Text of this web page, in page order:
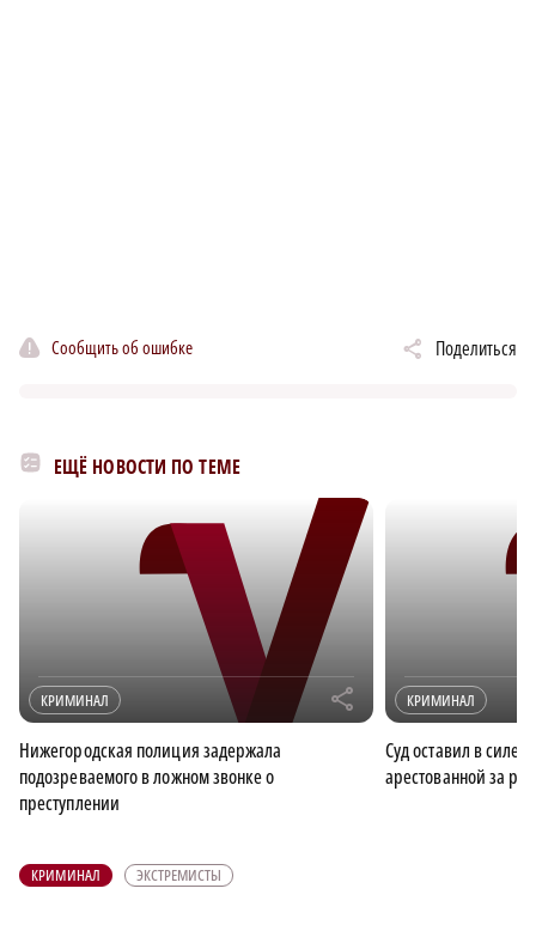
Сообщить об ошибке Поделиться
ЕЩЁ НОВОСТИ ПО ТЕМЕ
КРИМИНАЛ r
Нижегородская полиция задержала
подозреваемого в ложном звонке о
преступлении
КРИМИНАЛ
Суд оставил в силе
арестованной за
КРИМИНАЛ ЭКСТРЕМИСТЫ